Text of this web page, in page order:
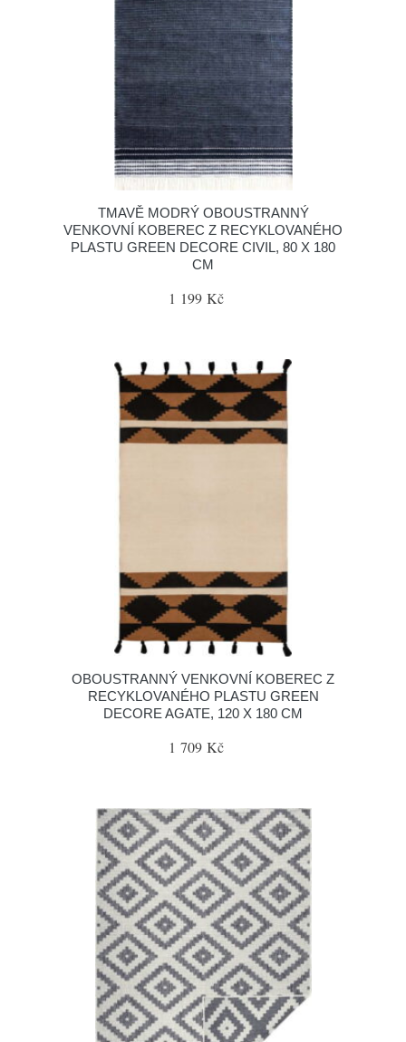
TMAVĚ MODRÝ OBOUSTRANNÝ
VENKOVNÍ KOBEREC Z RECYKLOVANÉHO
PLASTU GREEN DECORE CIVIL, 80 X 180
CM
1 199 Kč
OBOUSTRANNÝ VENKOVNÍ KOBEREC Z
RECYKLOVANÉHO PLASTU GREEN
DECORE AGATE, 120 X 180 CM
1 709 Kč